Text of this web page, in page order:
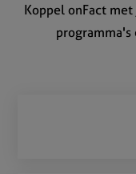
Koppel onFact